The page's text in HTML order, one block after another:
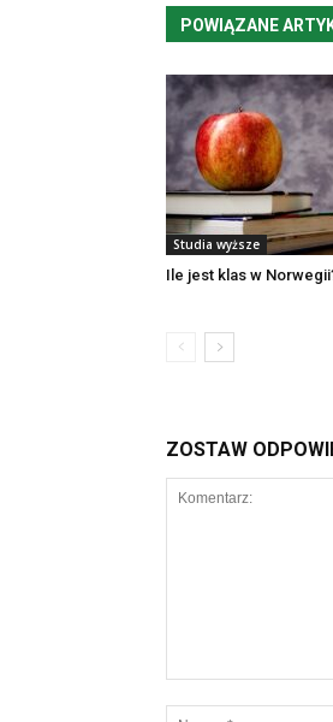
POWIĄZANE
Studia wyższe
Ile jest klas w
ZOSTAW